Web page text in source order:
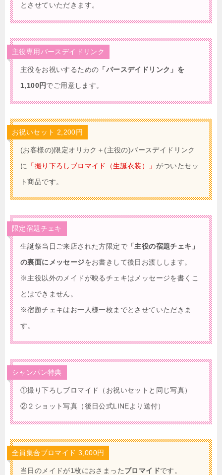
とさせていただきます。
主役専用バースデイドリンク
主役をお祝いするための 「バースデイドリンク」を
1,100円でご用意します。
お祝いセット 2,200円
(お客様の)限定オリカク＋(主役の)バースデイドリンク
に
「撮り下ろしブロマイド（生誕衣装）」 がついたセッ
ト商品です。
限定宿題チェキ
生誕祭当日ご来店された方限定で 「主役の宿題チェキ」
の裏面にメッセージをお書きして後日お渡しします。
※主役以外のメイドが映るチェキはメッセージを書くこ
とはできません。
※宿題チェキはお一人様一枚までとさせていただきま
す。
シャンパン特典
①撮り下ろしブロマイド（お祝いセットと同じ写真）
②２ショット写真（後日公式LINEより送付）
全員集合ブロマイド 3,000円
当日のメイドが1枚におさまったブロマイドです。